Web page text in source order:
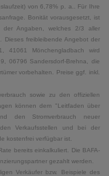
von 6,78% p. a.. Für Ihre
Bonität vorausgesetzt, ist
der Angaben, welches 2/3 aller
freibleibende Angebot der
41061 Mönchengladbach wird
06796 Sandersdorf-Brehna, die
vorbehalten. Preise ggf. inkl.
sowie zu den offiziellen
können dem "Leitfaden über
den Stromverbrauch neuer
Verkaufsstellen und bei der
kostenfrei verfügbar ist.
bereits einkalkuliert. Die BAFA-
gezahlt werden.
Verkäufer bzw. Beispiele des